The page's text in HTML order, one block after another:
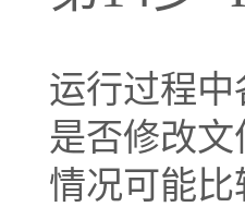
运行过程
是否修改
情况可能